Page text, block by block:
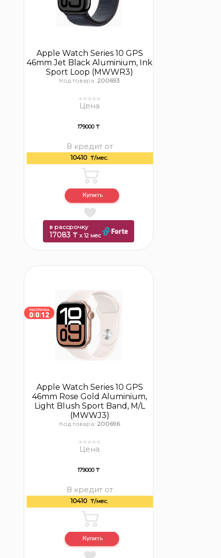
Apple Watch Series 10 GPS
46mm Jet Black Aluminium, Ink
Sport Loop (MWWR3)
Код товара: 200693
Цена
179000 ₸
В кредит от
10410 ₸/мес.
в рассрочку
17083 ₸ x 12 мес
Apple Watch Series 10 GPS
46mm Rose Gold Aluminium,
Light Blush Sport Band, M/L
(MWWJ3)
Код товара: 200696
Цена
179000 ₸
В кредит от
10410 ₸/мес.